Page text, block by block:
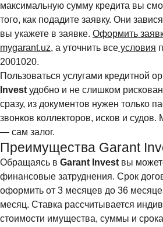
максимальную сумму кредита вы
того, как подадите заявку. Они
вы укажете в заявке. Оформить
mygarant.uz, а уточнить все условия
2001020.
Пользоваться услугами кредитной
Invest удобно и не слишком
сразу, из документов нужен только
звонков коллекторов, исков и
— сам залог.
Преимущества Garant
Обращаясь в Garant Invest вы
финансовые затруднения. Срок
оформить от 3 месяцев до 36
месяц. Ставка рассчитывается
стоимости имущества, суммы и